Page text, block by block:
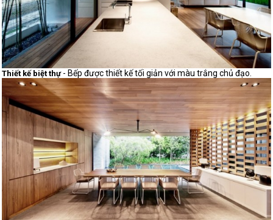
Thiết kế biệt thự- Bếp được thiết kế tối giản với màu trắng chủ đạo.